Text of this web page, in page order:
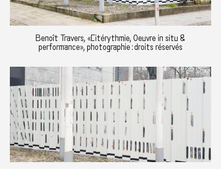
Benoît Travers, «Citérythmie, Oeuvre in situ &
performance», photographie : droits réservés